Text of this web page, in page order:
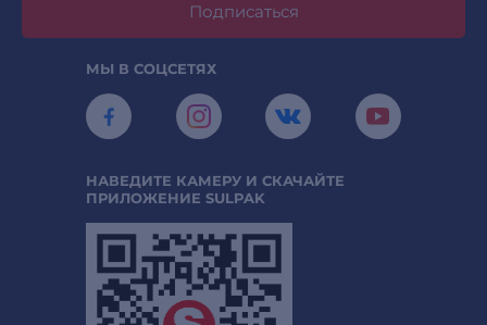
Подписаться
МЫ В СОЦСЕТЯХ
НАВЕДИТЕ КАМЕРУ И СКАЧАЙТЕ
ПРИЛОЖЕНИЕ SULPAK